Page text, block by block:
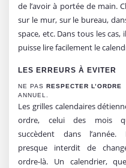
de l’avoir à portée de main.
sur le mur, sur le bureau,
space, etc. Dans tous les
puisse lire facilement le
LES ERREURS À EVITER
NE PAS
RESPECTER L’ORDRE
ANNUEL.
Les grilles calendaires
ordre, celui des mois
succèdent dans
presque interdit de
ordre-là. Un calendrier,